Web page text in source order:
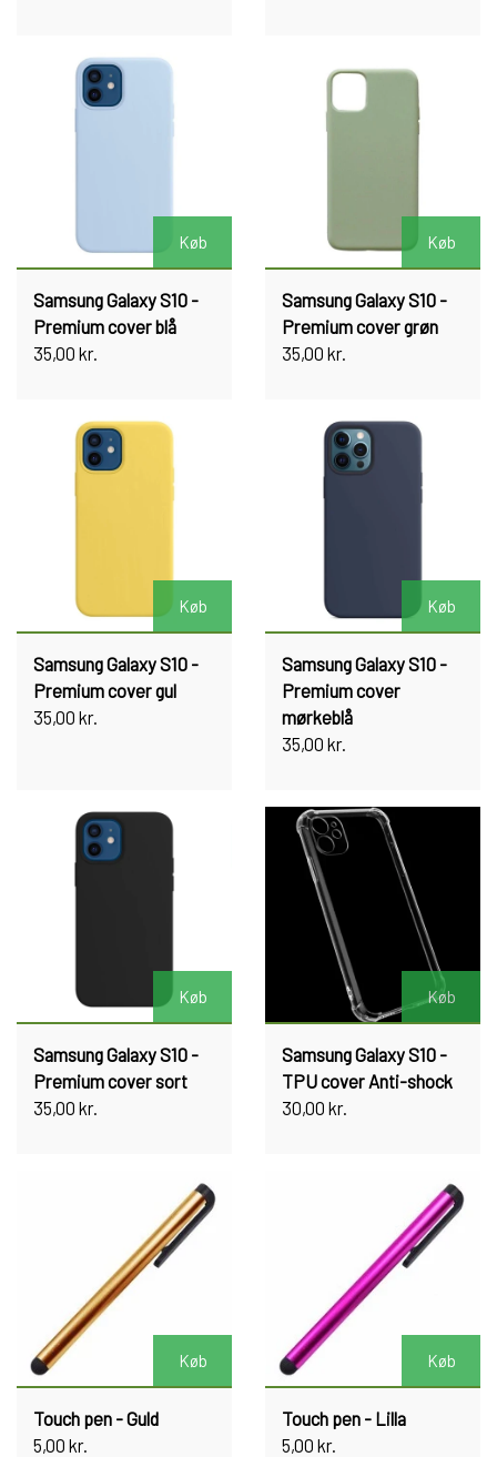
Køb
Samsung Galaxy S10 -
Premium cover blå
35,00 kr.
Køb
Samsung Galaxy S10 -
Premium cover grøn
35,00 kr.
Køb
Samsung Galaxy S10 -
Premium cover gul
35,00 kr.
Køb
Samsung Galaxy S10 -
Premium cover
mørkeblå
35,00 kr.
Køb
Samsung Galaxy S10 -
Premium cover sort
35,00 kr.
Køb
Samsung Galaxy S10 -
TPU cover Anti-shock
30,00 kr.
Køb
Touch pen - Guld
5,00 kr.
Køb
Touch pen - Lilla
5,00 kr.